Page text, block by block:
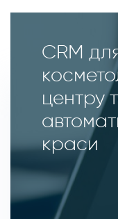
CRM
центру
краси